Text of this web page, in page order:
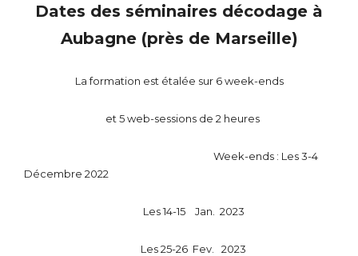
Dates des séminaires décodage à
Aubagne (près de Marseille)
La formation est étalée sur 6 week-ends
et 5 web-sessions de 2 heures
Week-ends : Les 3-4
Décembre 2022
Les 14-15 Jan. 2023
Les 25-26 Fev. 2023